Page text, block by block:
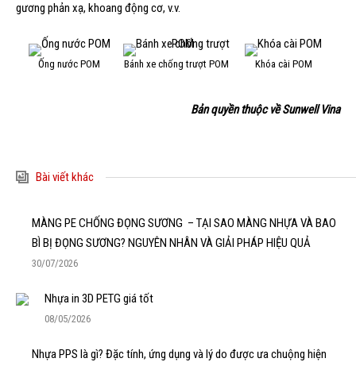
gương phản xạ, khoang động cơ, v.v.
Ống nước POM Bánh xe chống trượt POM Khóa cài POM
Bản quyền thuộc về Sunwell Vina
Bài viết khác
MÀNG PE CHỐNG ĐỌNG SƯƠNG – TẠI SAO MÀNG NHỰA VÀ BAO
BÌ BỊ ĐỌNG SƯƠNG? NGUYÊN NHÂN VÀ GIẢI PHÁP HIỆU QUẢ
30/07/2026
Nhựa in 3D PETG giá tốt
08/05/2026
Nhựa PPS là gì? Đặc tính, ứng dụng và lý do được ưa chuộng hiện